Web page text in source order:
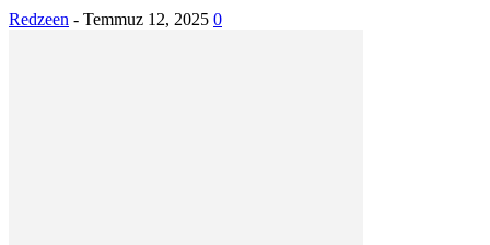
Redzeen - Temmuz 12, 2025 0